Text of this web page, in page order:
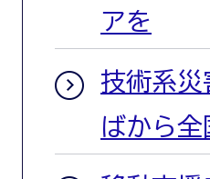
アを
技術系
ばから